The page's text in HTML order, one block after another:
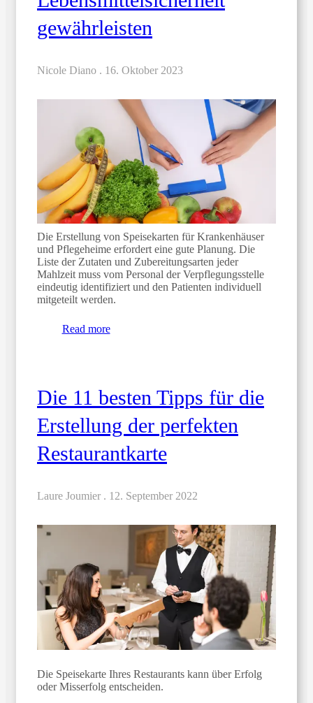
gewährleisten
Nicole Diano . 16. Oktober 2023
Die Erstellung von Speisekarten für Krankenhäuser
und Pflegeheime erfordert eine gute Planung. Die
Liste der Zutaten und Zubereitungsarten jeder
Mahlzeit muss vom Personal der Verpflegungsstelle
eindeutig identifiziert und den Patienten individuell
mitgeteilt werden.
Read more
Die 11 besten Tipps für die
Erstellung der perfekten
Restaurantkarte
Laure Joumier . 12. September 2022
Die Speisekarte Ihres Restaurants kann über Erfolg
oder Misserfolg entscheiden.